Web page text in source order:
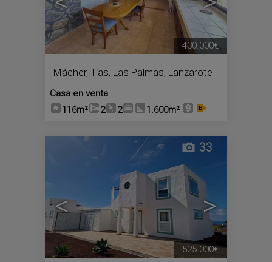
Mácher, Tías, Las Palmas, Lanzarote
Casa en venta
116m²
2 2 1.600m²
430.000€
< >
33
525.000€